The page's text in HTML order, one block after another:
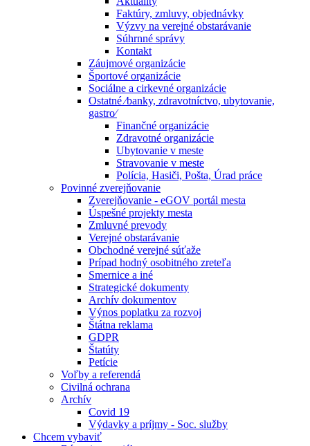
Faktúry, zmluvy, objednávky
Výzvy na verejné obstarávanie
Súhrnné správy
Kontakt
Záujmové organizácie
Športové organizácie
Sociálne a cirkevné organizácie
Ostatné ⁄banky, zdravotníctvo, ubytovanie,
gastro⁄
Finančné organizácie
Zdravotné organizácie
Ubytovanie v meste
Stravovanie v meste
Polícia, Hasiči, Pošta, Úrad práce
Povinné zverejňovanie
Zverejňovanie - eGOV portál mesta
Úspešné projekty mesta
Zmluvné prevody
Verejné obstarávanie
Obchodné verejné súťaže
Prípad hodný osobitného zreteľa
Smernice a iné
Strategické dokumenty
Archív dokumentov
Výnos poplatku za rozvoj
Štátna reklama
GDPR
Štatúty
Petície
Voľby a referendá
Civilná ochrana
Archív
Covid 19
Výdavky a príjmy - Soc. služby
Chcem vybaviť